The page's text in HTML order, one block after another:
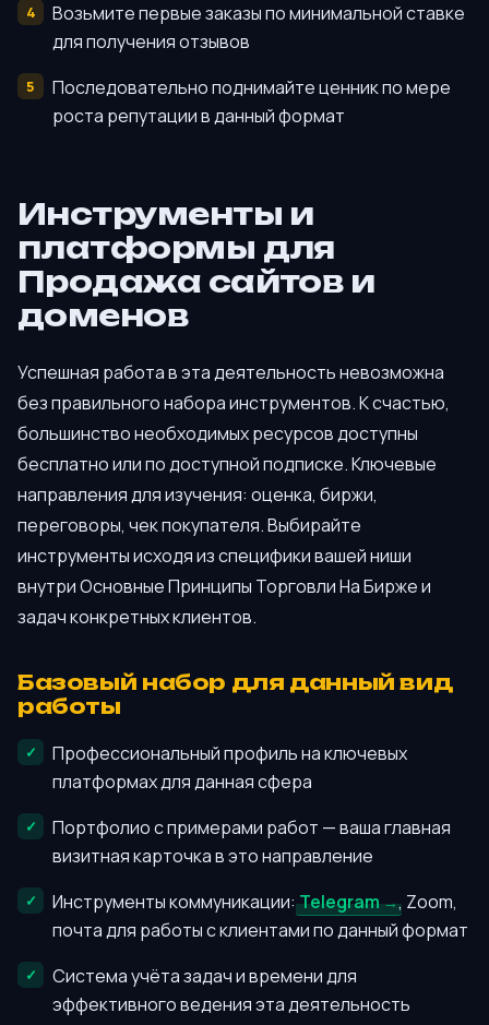
Возьмите первые заказы по минимальной ставке
для получения отзывов
Последовательно поднимайте ценник по мере
роста репутации в данный формат
Инструменты и
платформы для
Продажа сайтов и
доменов
Успешная работа в эта деятельность невозможна
без правильного набора инструментов. К счастью,
большинство необходимых ресурсов доступны
бесплатно или по доступной подписке. Ключевые
направления для изучения: оценка, биржи,
переговоры, чек покупателя. Выбирайте
инструменты исходя из специфики вашей ниши
внутри Основные Принципы Торговли На Бирже и
задач конкретных клиентов.
Базовый набор для данный вид
работы
Профессиональный профиль на ключевых
платформах для данная сфера
Портфолио с примерами работ — ваша главная
визитная карточка в это направление
Инструменты коммуникации:Telegram
, Zoom,
почта для работы с клиентами по данный формат
Система учёта задач и времени для
эффективного ведения эта деятельность